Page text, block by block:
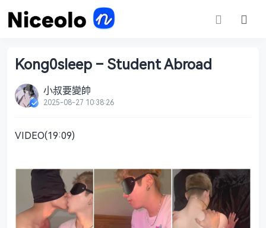
Kong0sleep – Student Abroad
小叔要變帥
2025-08-27 10:38:26
VIDEO(19:09)